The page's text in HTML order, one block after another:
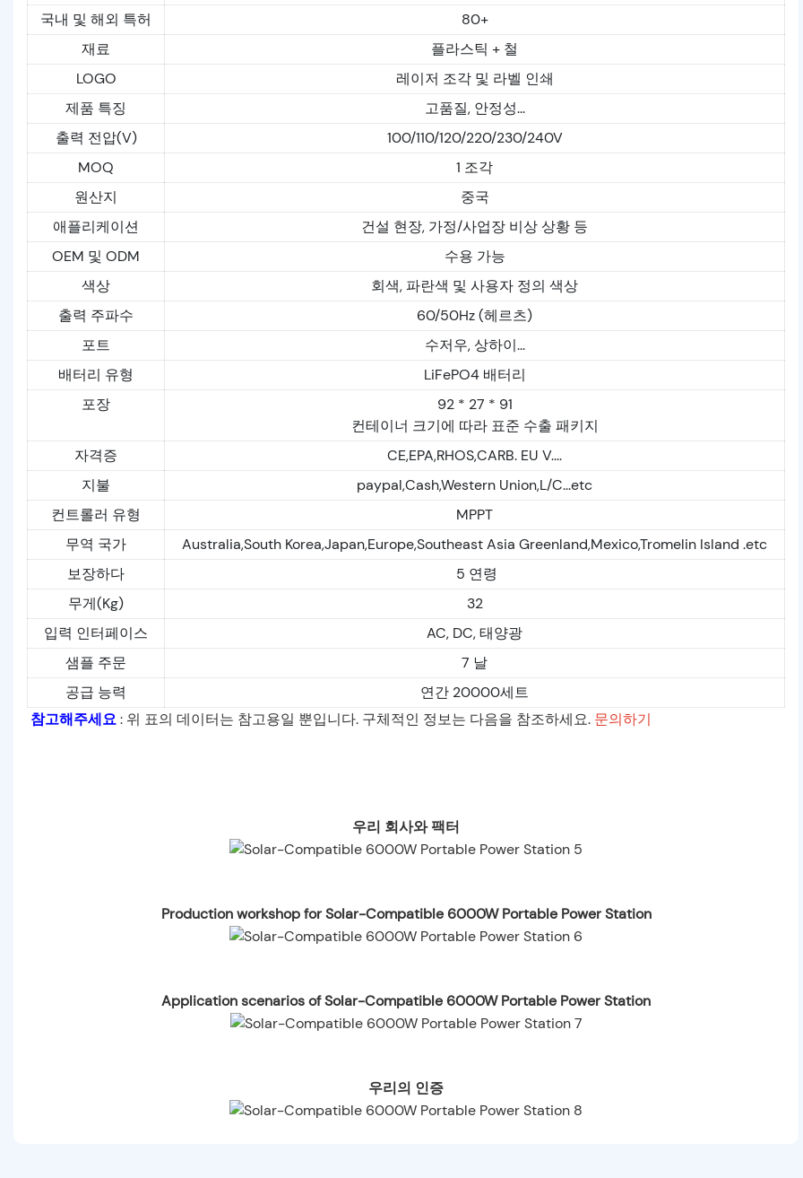
국내 및 해외 특허
80+
재료
플라스틱 + 철
LOGO
레이저 조각 및 라벨 인쇄
제품 특징
고품질, 안정성...
출력 전압(V)
100/110/120/220/230/240V
MOQ
1 조각
원산지
중국
애플리케이션
건설 현장, 가정/사업장 비상 상황 등
OEM 및 ODM
수용 가능
색상
회색, 파란색 및 사용자 정의 색상
출력 주파수
60/50Hz (헤르츠)
포트
수저우, 상하이...
배터리 유형
LiFePO4 배터리
포장
92 * 27 * 91
컨테이너 크기에 따라 표준 수출 패키지
자격증
CE,EPA,RHOS,CARB. EU V....
지불
paypal,Cash,Western Union,L/C...etc
컨트롤러 유형
MPPT
무역 국가
Australia,South Korea,Japan,Europe,Southeast Asia Greenland,Mexico,Tromelin Island .etc
보장하다
5 연령
무게(Kg)
32
입력 인터페이스
AC, DC, 태양광
샘플 주문
7 날
공급 능력
연간 20000세트
참고해주세요: 위 표의 데이터는 참고용일 뿐입니다. 구체적인 정보는 다음을 참조하세요. 문의하기
우리 회사와 팩터
Production workshop for Solar-Compatible 6000W Portable Power Station
Application scenarios of Solar-Compatible 6000W Portable Power Station
우리의 인증